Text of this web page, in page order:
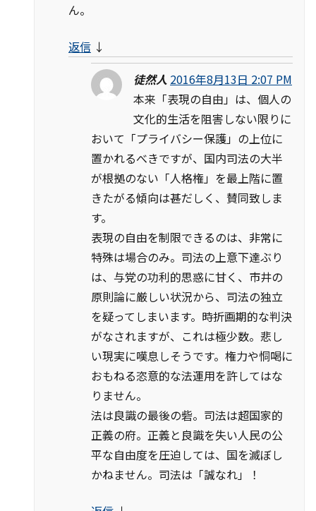
ん。
返信 ↓
徒然人 2016年8月13日 2:07 PM
本来「表現の自由」は、個人の
文化的生活を阻害しない限りに
おいて「プライバシー保護」の上位に
置かれるべきですが、国内司法の大半
が根拠のない「人格権」を最上階に置
きたがる傾向は甚だしく、賛同致しま
す。
表現の自由を制限できるのは、非常に
特殊は場合のみ。司法の上意下達ぶり
は、与党の功利的思惑に甘く、市井の
原則論に厳しい状況から、司法の独立
を疑ってしまいます。時折画期的な判決
がなされますが、これは極少数。悲し
い現実に嘆息しそうです。権力や恫喝に
おもねる恣意的な法運用を許してはな
りません。
法は良識の最後の砦。司法は超国家的
正義の府。正義と良識を失い人民の公
平な自由度を圧迫しては、国を滅ぼし
かねません。司法は「誠なれ」！